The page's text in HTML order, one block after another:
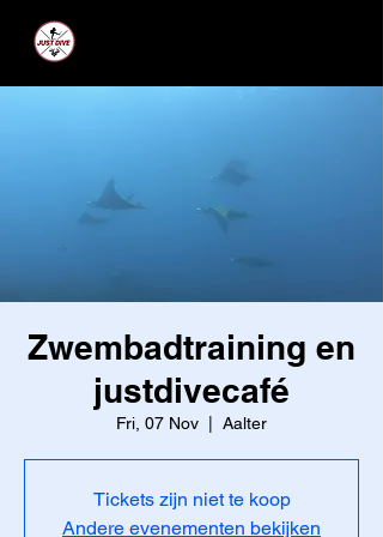
Zwembadtraining en
justdivecafé
Fri, 07 Nov Aalter
Tickets zijn niet te koop
Andere evenementen bekijken